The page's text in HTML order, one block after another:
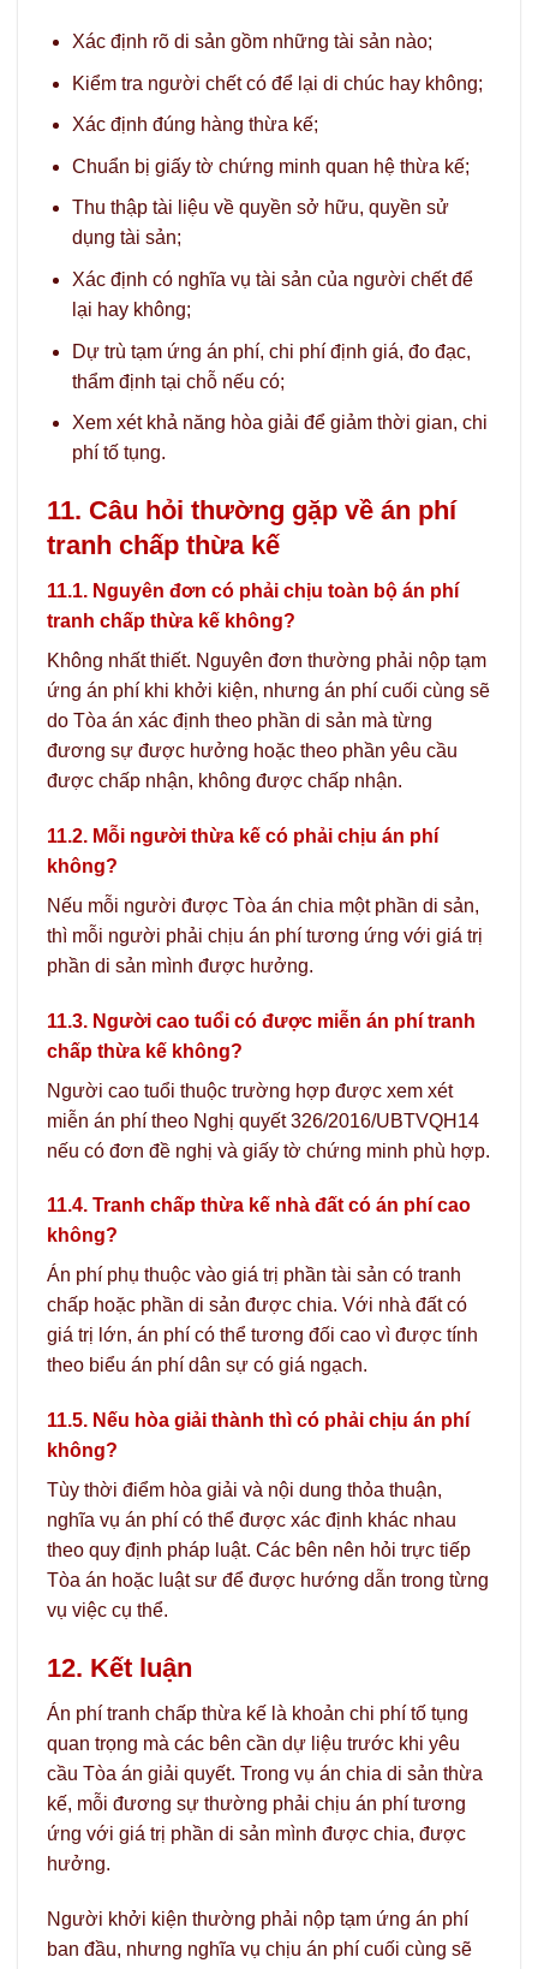
Xác định rõ di sản gồm những tài sản nào;
Kiểm tra người chết có để lại di chúc hay không;
Xác định đúng hàng thừa kế;
Chuẩn bị giấy tờ chứng minh quan hệ thừa kế;
Thu thập tài liệu về quyền sở hữu, quyền sử
dụng tài sản;
Xác định có nghĩa vụ tài sản của người chết để
lại hay không;
Dự trù tạm ứng án phí, chi phí định giá, đo đạc,
thẩm định tại chỗ nếu có;
Xem xét khả năng hòa giải để giảm thời gian, chi
phí tố tụng.
11. Câu hỏi thường gặp về án phí
tranh chấp thừa kế
11.1. Nguyên đơn có phải chịu toàn bộ án phí
tranh chấp thừa kế không?
Không nhất thiết. Nguyên đơn thường phải nộp tạm
ứng án phí khi khởi kiện, nhưng án phí cuối cùng sẽ
do Tòa án xác định theo phần di sản mà từng
đương sự được hưởng hoặc theo phần yêu cầu
được chấp nhận, không được chấp nhận.
11.2. Mỗi người thừa kế có phải chịu án phí
không?
Nếu mỗi người được Tòa án chia một phần di sản,
thì mỗi người phải chịu án phí tương ứng với giá trị
phần di sản mình được hưởng.
11.3. Người cao tuổi có được miễn án phí tranh
chấp thừa kế không?
Người cao tuổi thuộc trường hợp được xem xét
miễn án phí theo Nghị quyết 326/2016/UBTVQH14
nếu có đơn đề nghị và giấy tờ chứng minh phù hợp.
11.4. Tranh chấp thừa kế nhà đất có án phí cao
không?
Án phí phụ thuộc vào giá trị phần tài sản có tranh
chấp hoặc phần di sản được chia. Với nhà đất có
giá trị lớn, án phí có thể tương đối cao vì được tính
theo biểu án phí dân sự có giá ngạch.
11.5. Nếu hòa giải thành thì có phải chịu án phí
không?
Tùy thời điểm hòa giải và nội dung thỏa thuận,
nghĩa vụ án phí có thể được xác định khác nhau
theo quy định pháp luật. Các bên nên hỏi trực tiếp
Tòa án hoặc luật sư để được hướng dẫn trong từng
vụ việc cụ thể.
12. Kết luận
Án phí tranh chấp thừa kế là khoản chi phí tố tụng
quan trọng mà các bên cần dự liệu trước khi yêu
cầu Tòa án giải quyết. Trong vụ án chia di sản thừa
kế, mỗi đương sự thường phải chịu án phí tương
ứng với giá trị phần di sản mình được chia, được
hưởng.
Người khởi kiện thường phải nộp tạm ứng án phí
ban đầu, nhưng nghĩa vụ chịu án phí cuối cùng sẽ